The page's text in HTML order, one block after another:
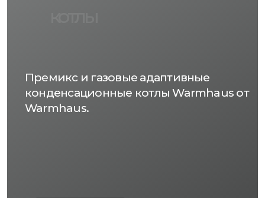
Премикс и газовые адаптивные
конденсационные котлы Warmhaus от
Warmhaus.